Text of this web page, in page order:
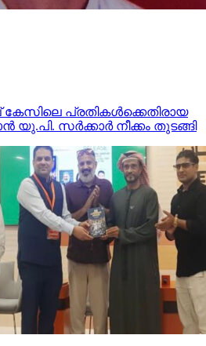
പ്രതികള്‍ക്കെതിരായ
യു.പി. സര്‍ക്കാര്‍ നീക്കം തുടങ്ങി